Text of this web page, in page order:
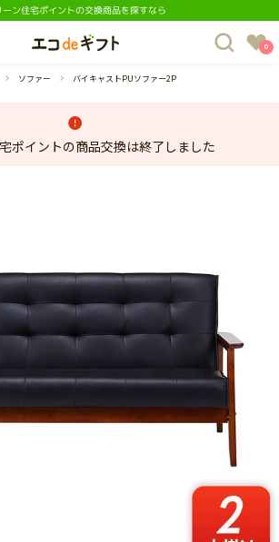
ーン住宅ポイントの交換商品を探すなら
0
ソファー バイキャストPUソファー2P
ポイントの商品交換は終了しました